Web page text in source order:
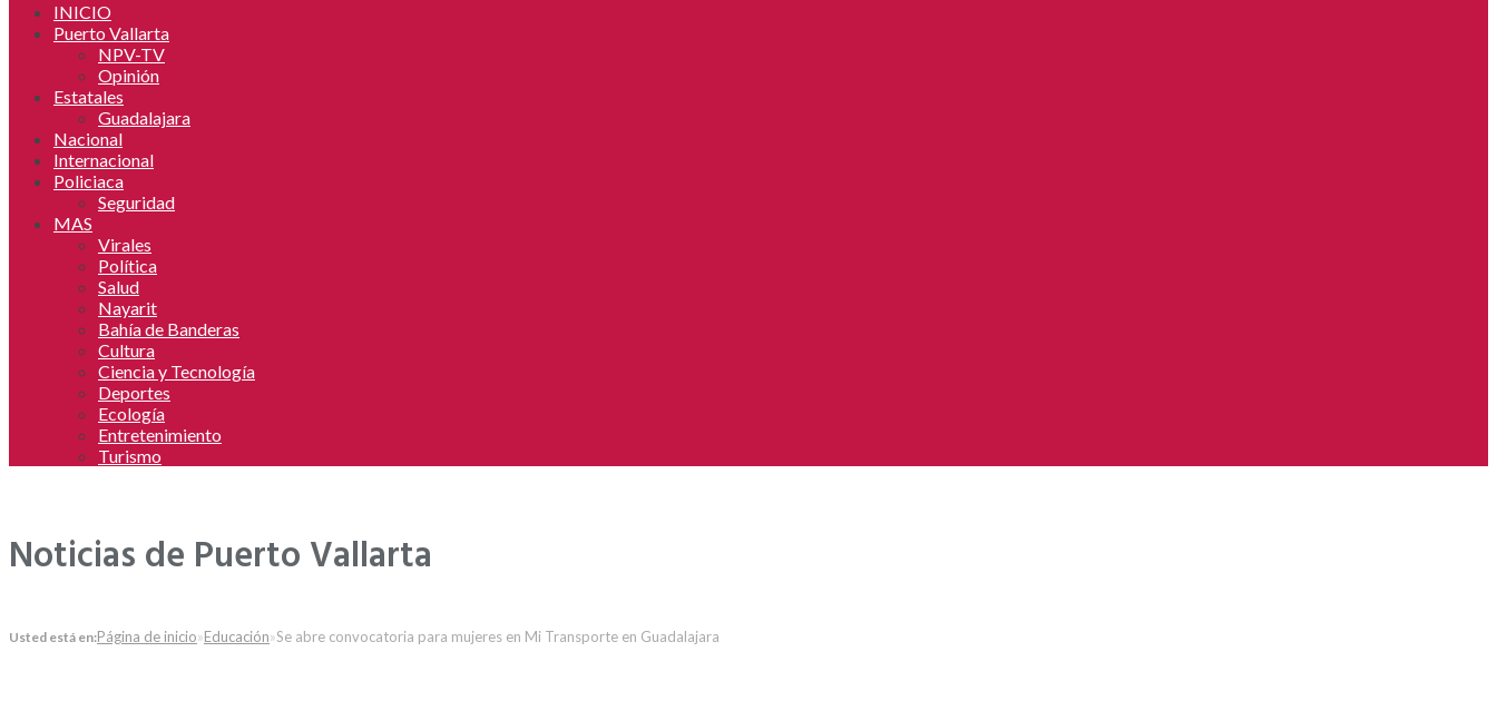
INICIO
Puerto Vallarta
NPV-TV
Opinión
Estatales
Guadalajara
Nacional
Internacional
Policiaca
Seguridad
MAS
Virales
Política
Salud
Nayarit
Bahía de Banderas
Cultura
Ciencia y Tecnología
Deportes
Ecología
Entretenimiento
Turismo
Noticias de Puerto Vallarta
Usted está en:Página de inicio»Educación»Se abre convocatoria para mujeres en Mi Transporte en Guadalajara